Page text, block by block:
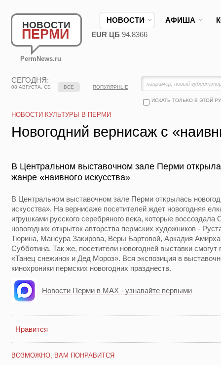
НОВОСТИ
ПЕРМИ
PermNews.ru
НОВОСТИ АФИША
EUR ЦБ 94.8366
СЕГОДНЯ:
08 АВГУСТА, СБ
ИСКАТЬ ТОЛЬКО В ЭТОЙ
ВСЕ ПОПУЛЯРНЫЕ
НОВОСТИ КУЛЬТУРЫ В ПЕРМИ
Новогодний вернисаж с
В Центральном выставочном зале Перми
жанре «наивного искусства»
В Центральном выставочном зале Перми открылась
искусства». На вернисаже посетителей ждет новогодняя
игрушками русского серебряного века, которые
новогодних открыток авторства пермских художников -
Тюрина, Мансура Закирова, Веры Бартовой, Аркадия
Субботина. Так же, посетители новогодней выставки
«Танец снежинок и Дед Мороз». Вся экспозиция в
кинохроники пермских новогодних празднеств.
Новости Перми в MAX - узнавайте первыми
Нравится
ВОЗМОЖНО, ВАМ ПОНРАВИТСЯ